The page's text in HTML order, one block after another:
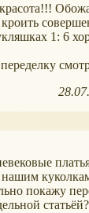
1: 6
покажу
статьёй?